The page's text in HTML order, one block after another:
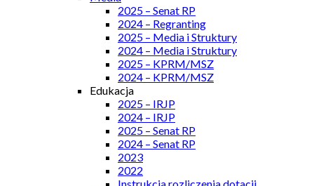
2025 – Senat RP
2024 – Regranting
2025 – Media i Struktury
2024 – Media i Struktury
2025 – KPRM/MSZ
2024 – KPRM/MSZ
Edukacja
2025 – IRJP
2024 – IRJP
2025 – Senat RP
2024 – Senat RP
2023
2022